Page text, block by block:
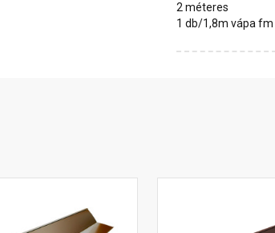
2 méteres
1 db/1,8m vápa fm